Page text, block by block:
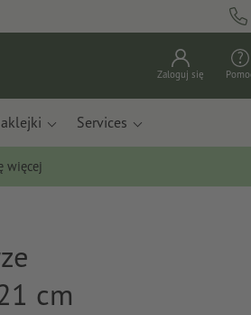
Zaloguj się
Services
więcej
cm